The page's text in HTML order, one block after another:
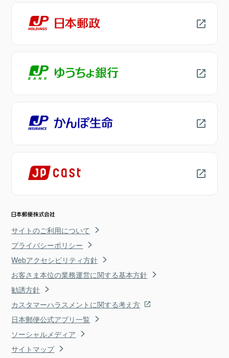
サイトのご利用について
プライバシーポリシー
Webアクセシビリティ方針
お客さま本位の業務運営に関する基本方針
勧誘方針
カスタマーハラスメントに関する考え方
日本郵便公式アプリ一覧
ソーシャルメディア
サイトマップ